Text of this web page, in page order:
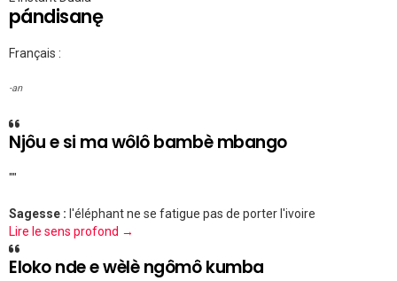
pándisanę
Français :
-an
Njôu e si ma wôlô bambè mbango
""
Sagesse : l'éléphant ne se fatigue pas de porter l'ivoire
Lire le sens profond →
Eloko nde e wèlè ngômô kumba